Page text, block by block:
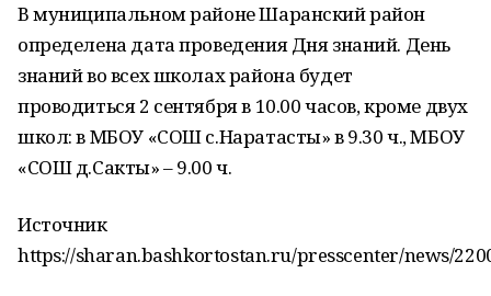
В муниципальном районе Шаранский район
определена дата проведения Дня знаний. День
знаний во всех школах района будет
проводиться 2 сентября в 10.00 часов, кроме двух
школ: в МБОУ «СОШ с.Наратасты» в 9.30 ч., МБОУ
«СОШ д.Сакты» – 9.00 ч.
Источник
https://sharan.bashkortostan.ru/presscenter/news/